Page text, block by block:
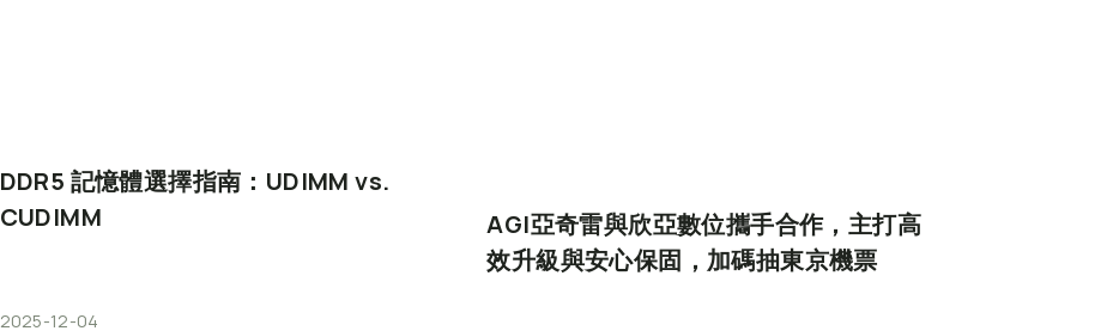
DDR5 記憶體選擇指南：UDIMM vs.
CUDIMM
2025-12-04
AGI亞奇雷與欣亞數位攜手合作，主打高
效升級與安心保固，加碼抽東京機票